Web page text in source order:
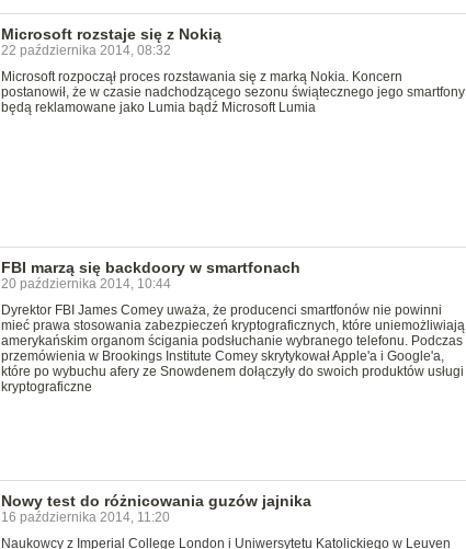
Microsoft rozstaje się z Nokią
22 października 2014, 08:32
Microsoft rozpoczął proces rozstawania się z marką Nokia. Koncern
postanowił, że w czasie nadchodzącego sezonu świątecznego jego smartfony
będą reklamowane jako Lumia bądź Microsoft Lumia
FBI marzą się backdoory w smartfonach
20 października 2014, 10:44
Dyrektor FBI James Comey uważa, że producenci smartfonów nie powinni
mieć prawa stosowania zabezpieczeń kryptograficznych, które uniemożliwiają
amerykańskim organom ścigania podsłuchanie wybranego telefonu. Podczas
przemówienia w Brookings Institute Comey skrytykował Apple'a i Google'a,
które po wybuchu afery ze Snowdenem dołączyły do swoich produktów usługi
kryptograficzne
Nowy test do różnicowania guzów jajnika
16 października 2014, 11:20
Naukowcy z Imperial College London i Uniwersytetu Katolickiego w Leuven